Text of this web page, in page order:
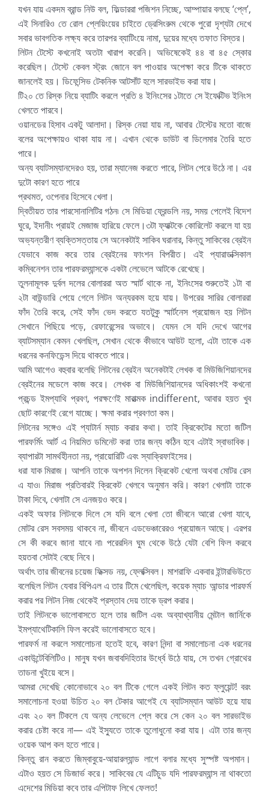
যখন যায় একদম ব্রান্ড নিউ বল, ফিল্ডাররা পজিশন নিচ্ছে, আম্পায়ার বলছে ‘প্লে’,
এই সিনারিও তে রোল প্লেয়িংয়ের চাইতে ড্রেসিংরুম থেকে পুরো দৃশ্যটা দেখে
সবার ভাবগতিক লক্ষ্য করে তারপর ব্যাটিংয়ে নামা, দুয়ের মধ্যে তফাত বিস্তর।
লিটন টেস্টে কখনোই অতটা খারাপ করেনি। অভিষেকেই ৪৪ বা ৪৫ স্কোর
করেছিল। টেস্টে কেবল স্ট্রং জোনে বল পাওয়ার অপেক্ষা করে টিকে থাকতে
জানলেই হয়। ডিফেন্সিভ টেকনিক আটসাঁট হলে সারভাইভ করা যায়।
টি২০ তে রিস্ক নিয়ে ব্যাটিং করলে প্রতি ৪ ইনিংসের ১টাতে সে ইফেক্টিভ ইনিংস
খেলতে পারবে।
ওয়ানডের হিসাব একটু আলাদা। রিস্ক নেয়া যায় না, আবার টেস্টের মতো বাজে
বলের অপেক্ষায়ও থাকা যায় না। এখান থেকে ডাউট বা ডিলেমার তৈরি হতে
পারে।
অন্য ব্যাটসম্যানদেরও হয়, তারা ম্যানেজ করতে পারে, লিটন পেরে উঠে না। এর
দুটো কারণ হতে পারে
প্রথমত, ওপেনার হিসেবে খেলা।
দ্বিতীয়ত তার পারসোনালিটির গঠন৷ সে মিডিয়া ফ্রেন্ডলি নয়, সময় পেলেই বিদেশ
ঘুরে, ইদানীং প্রায়ই মেজাজ হারিয়ে ফেলে।৩টা ফ্যাক্টকে কোরিলেট করলে যা হয়
অভ্যন্তরীণ ব্যক্তিসত্তায় সে অনেকটাই সাকিব ঘরানার, কিন্তু সাকিবের ব্রেইন
যেভাবে কাজ করে তার ব্রেইনের ফাংশন বিপরীত। এই প্যারাডক্সিকাল
কম্বিনেশন তার পারফরম্যান্সকে একটা লেভেলে আটকে রেখেছে।
তুলনামূলক দুর্বল দলের বোলাররা অত স্মার্ট থাকে না, ইনিংসের শুরুতেই ১টা বা
২টা বাউন্ডারি পেয়ে গেলে লিটন অন্যরকম হয়ে যায়। উপরের সারির বোলাররা
ফাঁদ তৈরি করে, সেই ফাঁদ ভেদ করতে যতটুকু স্মার্টনেস প্রয়োজন হয় লিটন
সেখানে পিছিয়ে পড়ে, রেফারেন্সের অভাবে। যেমন সে যদি দেখে আগের
ব্যাটসম্যান কেমন খেলছিল, সেখান থেকে কীভাবে আউট হলো, এটা তাকে এক
ধরনের কনফিডেন্স দিয়ে থাকতে পারে।
আমি আগেও বহুবার বলেছি লিটনের ব্রেইন অনেকটাই লেখক বা মিউজিশিয়ানদের
ব্রেইনের মডেলে কাজ করে। লেখক বা মিউজিশিয়ানদের অধিকাংশই কখনো
প্রচন্ড ইমপ্যাথি প্রবণ, পরক্ষণেই মারাত্মক indifferent, আবার হয়ত খুব
ছোট কারণেই রেগে যাচ্ছে। ক্ষমা করার প্রবণতা কম।
লিটনের সঙ্গেও এই প্যাটার্ন ম্যাচ করার কথা। তাই ক্রিকেটের মতো জটিল
পারফর্মিং আর্ট এ নিয়মিত ডমিনেট করা তার জন্য কঠিন হবে এটাই স্বাভাবিক।
ব্যাপারটা সামর্থহীনতা নয়, প্রায়োরিটি এবং স্যাক্রিফাইসের।
ধরা যাক মিরাজ। আপনি তাকে অপশন দিলেন ক্রিকেট খেলো অথবা মোটর রেস
এ যাও৷ মিরাজ প্রতিবারই ক্রিকেট খেলবে অনুমান করি। কারণ খেলাটা তাকে
টাকা দিবে, খেলাটা সে এনজয়ও করে।
একই অফার লিটনকে দিলে সে যদি বলে খেলা তো জীবনে আরো খেলা যাবে,
মোটর রেস সবসময় থাকবে না, জীবনে এডভেঞ্চারেরও প্রয়োজন আছে। এরপর
সে কী করবে জানা যাবে না৷ পরেরদিন ঘুম থেকে উঠে যেটা বেশি ফিল করবে
হয়তবা সেটাই বেছে নিবে।
অর্থাৎ তার জীবনের চয়েজ ফিক্সড নয়, ফ্লেক্সিবল। মাশরাফি একবার ইন্টারভিউতে
বলেছিল লিটন যেবার বিপিএল এ তার টিমে খেলেছিল, কয়েক ম্যাচ আন্ডার পারফর্ম
করার পর লিটন নিজ থেকেই প্রস্তাব দেয় তাকে ড্রপ করার।
তাই লিটনকে ভালোবাসতে হলে তার জটিল এবং অব্যাখ্যানীয় মেন্টাল জার্নিকে
ইমপ্যাথেটিকালি ফিল করেই ভালোবাসতে হবে।
পারফর্ম না করলে সমালোচনা হতেই হবে, কারণ নিন্দা বা সমালোচনা এক ধরনের
একাউন্টেবিলিটিও। মানুষ যখন জবাবদিহিতার উর্ধ্বে উঠে যায়, সে তখন গ্রোথের
তাডনা খুইয়ে বসে।
আমরা দেখেছি কোনোভাবে ২০ বল টিকে গেলে একই লিটন কত ফ্লুয়েন্ট! বরং
সমালোচনা হওয়া উচিত ২০ বল টেকার আগেই যে ব্যাটসম্যান আউট হয়ে যায়
এবং ২০ বল টিকলে যে অন্য লেভেলে প্লে করে সে কেন ২০ বল সারভাইভ
করার চেষ্টা করে না— এই ইস্যুতে তাকে তুলোধুনো করা যায়। এটা তার জন্য
ওয়েক আপ কল হতে পারে।
কিন্তু রান করতে জিম্বাবুয়ে-আয়ারল্যান্ড লাগে বলার মধ্যে সুস্পষ্ট অপমান।
এটাও হয়ত সে ডিজার্ভ করে। সাকিবের যে এটিচুড যদি পারফরম্যান্স না থাকতো
এদেশের মিডিয়া কবে তার এপিটাফ লিখে ফেলত!